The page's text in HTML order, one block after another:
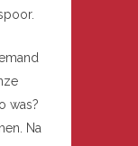
was?
Na